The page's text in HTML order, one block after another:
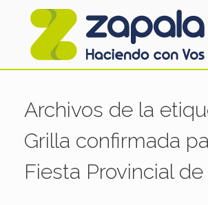
Archivos de la
Grilla confirmada
Fiesta Provincial de